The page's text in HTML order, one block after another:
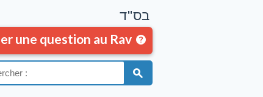
בס"ד
une question au Rav